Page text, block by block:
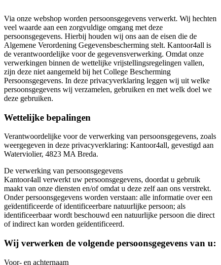
Via onze webshop worden persoonsgegevens verwerkt. Wij hechten
veel waarde aan een zorgvuldige omgang met deze
persoonsgegevens. Hierbij houden wij ons aan de eisen die de
Algemene Verordening Gegevensbescherming stelt. Kantoor4all is
de verantwoordelijke voor de gegevensverwerking. Omdat onze
verwerkingen binnen de wettelijke vrijstellingsregelingen vallen,
zijn deze niet aangemeld bij het College Bescherming
Persoonsgegevens. In deze privacyverklaring leggen wij uit welke
persoonsgegevens wij verzamelen, gebruiken en met welk doel we
deze gebruiken.
Wettelijke bepalingen
Verantwoordelijke voor de verwerking van persoonsgegevens, zoals
weergegeven in deze privacyverklaring: Kantoor4all, gevestigd aan
Waterviolier, 4823 MA Breda.
De verwerking van persoonsgegevens
Kantoor4all verwerkt uw persoonsgegevens, doordat u gebruik
maakt van onze diensten en/of omdat u deze zelf aan ons verstrekt.
Onder persoonsgegevens worden verstaan: alle informatie over een
geïdentificeerde of identificeerbare natuurlijke persoon; als
identificeerbaar wordt beschouwd een natuurlijke persoon die direct
of indirect kan worden geïdentificeerd.
Wij verwerken de volgende persoonsgegevens van u:
Voor- en achternaam